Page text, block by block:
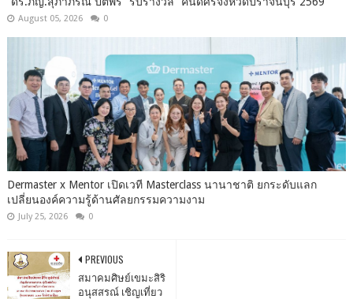
August 05, 2026 0
Dermaster x Mentor เปิดเวที Masterclass นานาชาติ ยกระดับแลก
เปลี่ยนองค์ความรู้ด้านศัลยกรรมความงาม
July 25, 2026 0
PREVIOUS
สมาคมศิษย์เขมะสิริ
อนุสสรณ์ เชิญเที่ยว